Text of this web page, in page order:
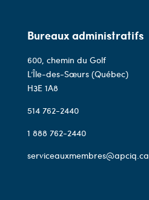
Bureaux administratifs
600, chemin du Golf
L’Île-des-Sœurs (Québec)
H3E 1A8
514 762-2440
1 888 762-2440
serviceauxmembres@apciq.ca